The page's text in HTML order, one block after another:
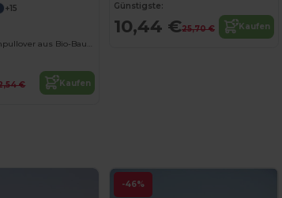
+15
Damen Kapuzenpullover aus Bio-Baumwolle
€ Kaufen
Günstigste:
10,44 €25,70 € Kaufen
-46%